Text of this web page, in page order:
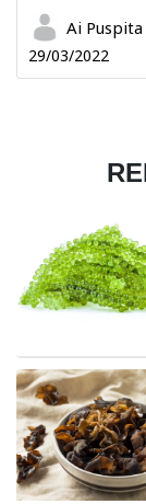
Ai Puspita
29/03/2022